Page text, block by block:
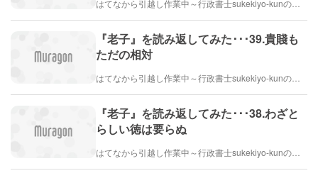
『老子』を読み返してみた･･･39.貴賤も
ただの相対
『老子』を読み返してみた･･･38.わざと
らしい徳は要らぬ